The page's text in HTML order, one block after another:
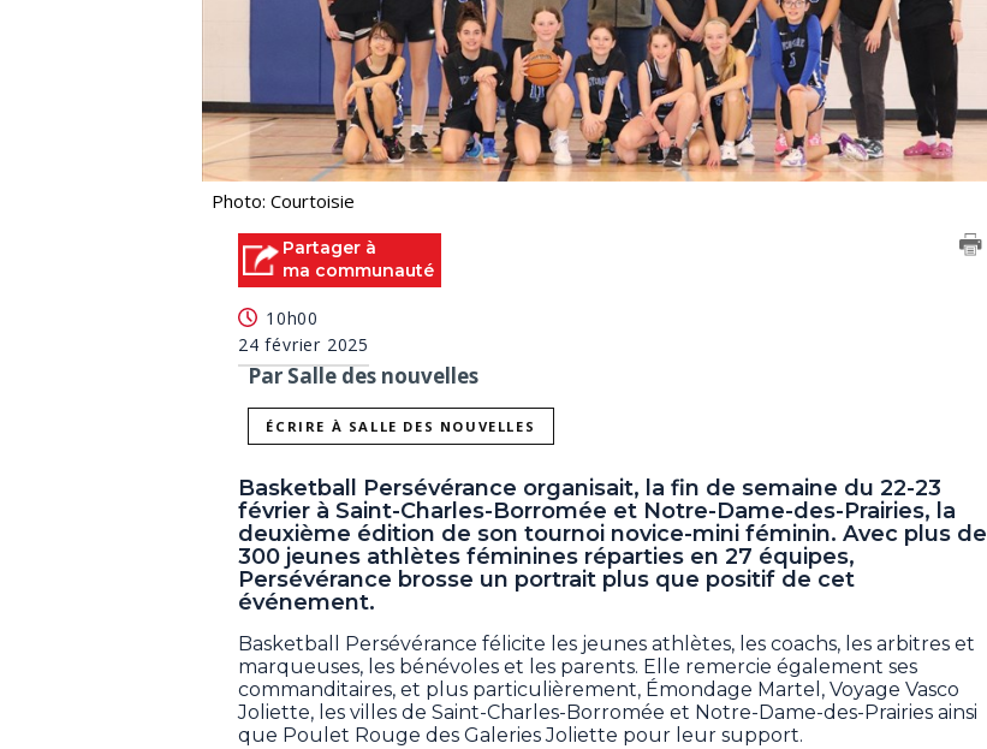
Photo: Courtoisie
Partager à
ma communauté
10h00
24 février 2025
Par Salle des nouvelles
ÉCRIRE À SALLE DES NOUVELLES
Basketball Persévérance organisait, la fin de semaine du 22-23
février à Saint-Charles-Borromée et Notre-Dame-des-Prairies, la
deuxième édition de son tournoi novice-mini féminin. Avec plus de
300 jeunes athlètes féminines réparties en 27 équipes,
Persévérance brosse un portrait plus que positif de cet
événement.
Basketball Persévérance félicite les jeunes athlètes, les coachs, les arbitres et
marqueuses, les bénévoles et les parents. Elle remercie également ses
commanditaires, et plus particulièrement, Émondage Martel, Voyage Vasco
Joliette, les villes de Saint-Charles-Borromée et Notre-Dame-des-Prairies ainsi
que Poulet Rouge des Galeries Joliette pour leur support.